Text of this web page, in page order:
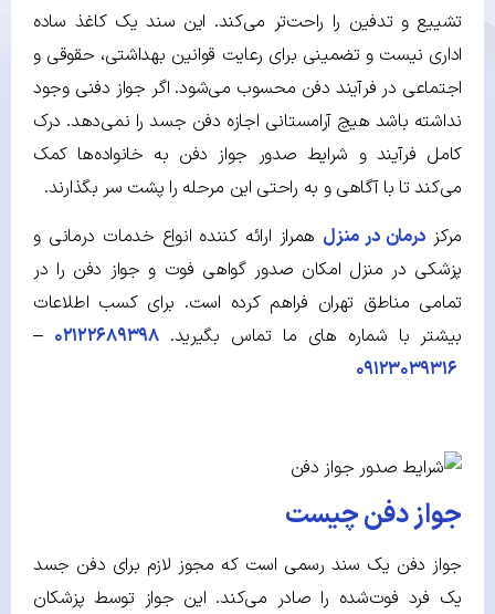
تشییع و تدفین را راحت‌تر می‌کند. این سند یک کاغذ ساده
اداری نیست و تضمینی برای رعایت قوانین بهداشتی، حقوقی و
اجتماعی در فرآیند دفن محسوب می‌شود. اگر جواز دفنی وجود
نداشته باشد هیچ آرامستانی اجازه دفن جسد را نمی‌دهد. درک
کامل فرآیند و شرایط صدور جواز دفن به خانواده‌ها کمک
می‌کند تا با آگاهی و به راحتی این مرحله را پشت سر بگذارند.
مرکز درمان در منزل همراز ارائه کننده انواع خدمات درمانی و
پزشکی در منزل امکان صدور گواهی فوت و جواز دفن را در
تمامی مناطق تهران فراهم کرده است. برای کسب اطلاعات
بیشتر با شماره های ما تماس بگیرید.۰۲۱۲۲۶۸۹۳۹۸ –
۰۹۱۲۳۰۳۹۳۱۶
جواز دفن چیست
جواز دفن یک سند رسمی است که مجوز لازم برای دفن جسد
یک فرد فوت‌شده را صادر می‌کند. این جواز توسط پزشکان